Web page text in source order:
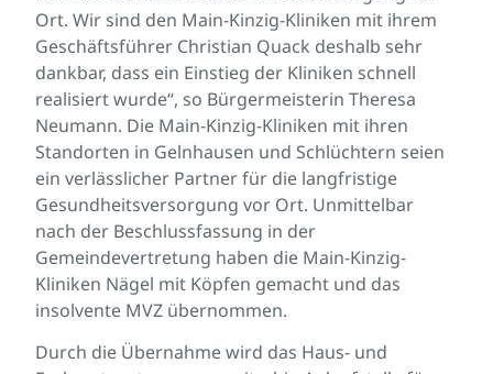
Ort. Wir sind den Main-Kinzig-Kliniken mit ihrem
Geschäftsführer Christian Quack deshalb sehr
dankbar, dass ein Einstieg der Kliniken schnell
realisiert wurde“, so Bürgermeisterin Theresa
Neumann. Die Main-Kinzig-Kliniken mit ihren
Standorten in Gelnhausen und Schlüchtern seien
ein verlässlicher Partner für die langfristige
Gesundheitsversorgung vor Ort. Unmittelbar
nach der Beschlussfassung in der
Gemeindevertretung haben die Main-Kinzig-
Kliniken Nägel mit Köpfen gemacht und das
insolvente MVZ übernommen.
Durch die Übernahme wird das Haus- und